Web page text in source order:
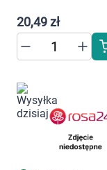
Motoryzacja
Grupy produktowe
Marki
20,49 zł